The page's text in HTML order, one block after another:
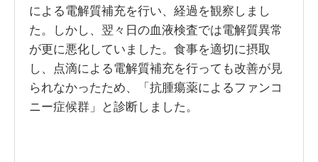
による電解質補充を行い、経過を観察しまし
た。しかし、翌々日の血液検査では電解質異常
が更に悪化していました。食事を適切に摂取
し、点滴による電解質補充を行っても改善が見
られなかったため、「抗腫瘍薬によるファンコ
ニー症候群」と診断しました。